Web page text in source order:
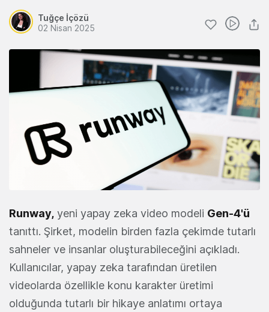
Tuğçe İçözü
02 Nisan 2025
Runway, yeni yapay zeka video modeli Gen-4'ü
tanıttı. Şirket, modelin birden fazla çekimde tutarlı
sahneler ve insanlar oluşturabileceğini açıkladı.
Kullanıcılar, yapay zeka tarafından üretilen
videolarda özellikle konu karakter üretimi
olduğunda tutarlı bir hikaye anlatımı ortaya